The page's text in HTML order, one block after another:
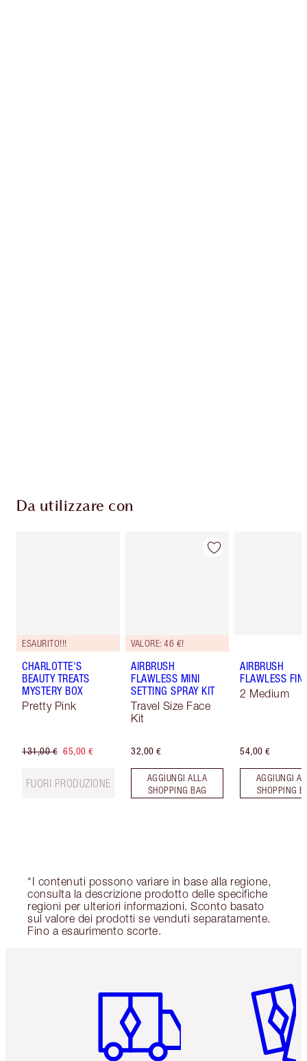
Da utilizzare con
ESAURITO!!!
CHARLOTTE'S
BEAUTY TREATS
MYSTERY BOX
Pretty Pink
131,00 € 65,00 €
FUORI PRODUZIONE
VALORE: 46 €!
AIRBRUSH
FLAWLESS MINI
SETTING SPRAY KIT
Travel Size Face
Kit
32,00 €
AGGIUNGI ALLA
SHOPPING BAG
AIRBRUSH
FLAWLESS
2 Medium
54,00 €
AGGIUNGI
SHOPPING
*I contenuti possono variare in base alla regione,
consulta la descrizione prodotto delle specifiche
regioni per ulteriori informazioni. Sconto basato
sul valore dei prodotti se venduti separatamente.
Fino a esaurimento scorte.